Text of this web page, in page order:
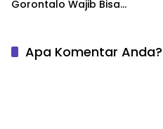
Gorontalo Wajib Bisa
Apa Komentar Anda?